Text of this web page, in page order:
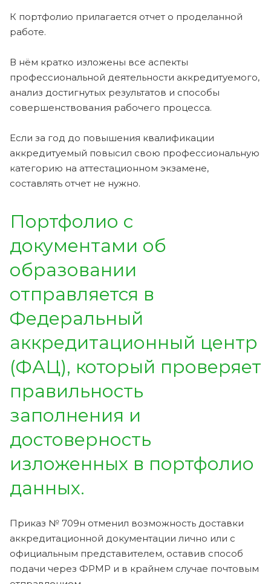
К портфолио прилагается отчет о проделанной
работе.
В нём кратко изложены все аспекты
профессиональной деятельности аккредитуемого,
анализ достигнутых результатов и способы
совершенствования рабочего процесса.
Если за год до повышения квалификации
аккредитуемый повысил свою профессиональную
категорию на аттестационном экзамене,
составлять отчет не нужно.
Портфолио с
документами об
образовании
отправляется в
Федеральный
аккредитационный центр
(ФАЦ), который проверяет
правильность
заполнения и
достоверность
изложенных в портфолио
данных.
Приказ № 709н отменил возможность доставки
аккредитационной документации лично или с
официальным представителем, оставив способ
подачи через ФРМР и в крайнем случае почтовым